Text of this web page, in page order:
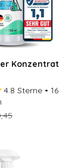
Konzentrat
4.8 Sterne • 16
Preis